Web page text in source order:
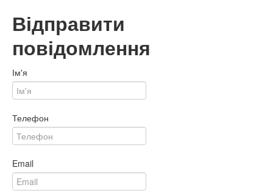
Відправити
повідомлення
Ім'я
Телефон
Email